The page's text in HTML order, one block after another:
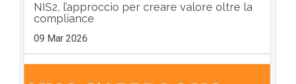
NIS2, l’approccio per creare valore oltre la
compliance
09 Mar 2026